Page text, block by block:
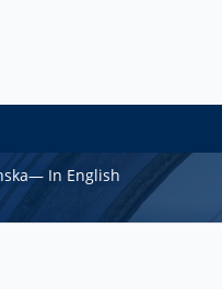
― In English